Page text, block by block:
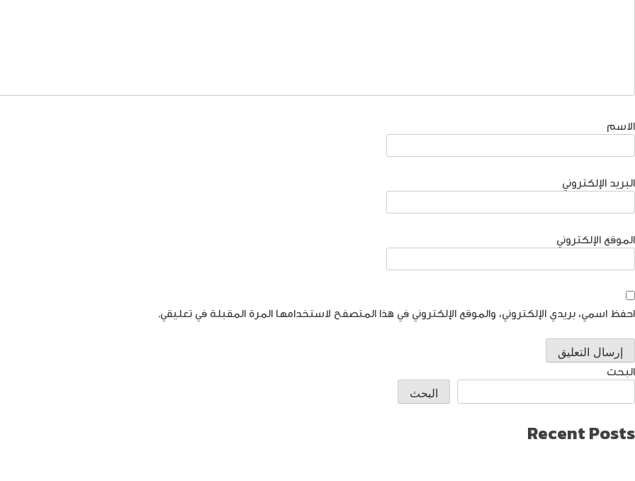
الاسم
البريد الإلكتروني
الموقع الإلكتروني
احفظ اسمي، بريدي الإلكتروني، والموقع الإلكتروني في هذا المتصفح لاستخدامها المرة المقبلة في تعليقي.
البحث
البحث
Recent Posts